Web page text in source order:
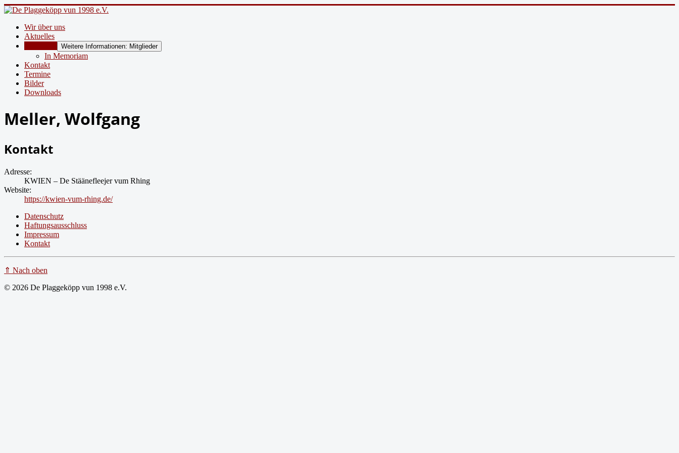
Wir über uns
Aktuelles
Weitere Informationen: Mitglieder
In Memoriam
Kontakt
Termine
Bilder
Downloads
Meller, Wolfgang
Kontakt
Adresse:
KWIEN – De Stäänefleejer vum Rhing
Website:
https://kwien-vum-rhing.de/
Datenschutz
Haftungsausschluss
Impressum
Kontakt
⇑ Nach oben
© 2026 De Plaggeköpp vun 1998 e.V.